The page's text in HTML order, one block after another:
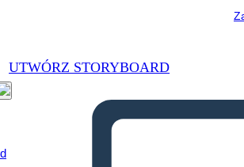
UTWÓRZ STORYBOARD